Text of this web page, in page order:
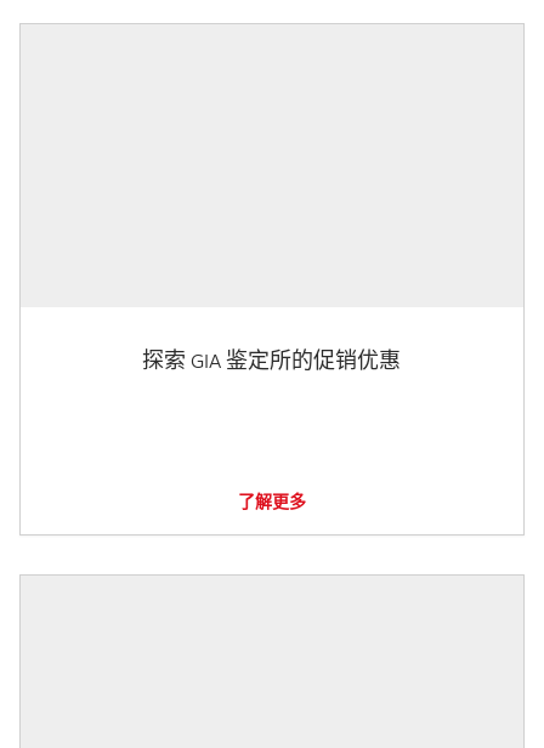
探索 GIA 鉴定所的促销优惠
了解更多